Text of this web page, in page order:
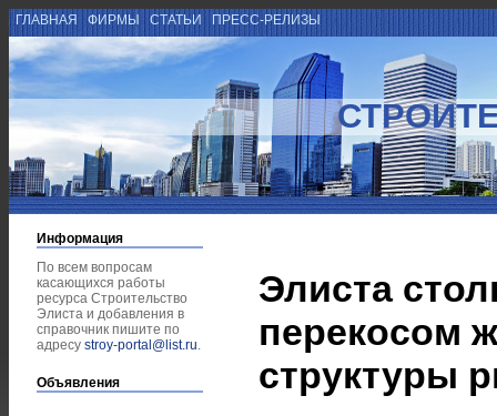
ГЛАВНАЯ ФИРМЫ СТАТЬИ ПРЕСС-РЕЛИЗЫ
Информация
По всем вопросам
касающихся работы
ресурса Строительство
Элиста и добавления в
справочник пишите по
адресу stroy-portal@list.ru.
Объявления
Элиста
перекосом
структуры